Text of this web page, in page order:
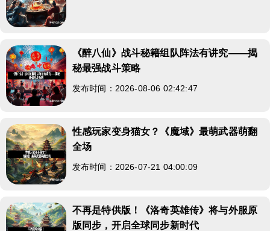
《醉八仙》战斗秘籍组队阵法有讲究——揭
秘最强战斗策略
发布时间：2026-08-06 02:42:47
性感玩家变身猫女？《魔域》最萌武器萌翻
全场
发布时间：2026-07-21 04:00:09
不再是特供版！《洛奇英雄传》将与外服原
版同步，开启全球同步新时代